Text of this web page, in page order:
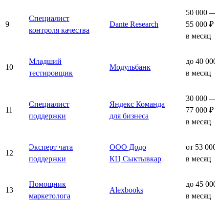
9
Специалист
контроля качества
Dante Research
50 000 —
55 000 ₽
в месяц
10
Младший
тестировщик
Модульбанк
до 40 000
в месяц
11
Специалист
поддержки
Яндекс Команда
для бизнеса
30 000 —
77 000 ₽
в месяц
12
Эксперт чата
поддержки
ООО Додо
КЦ Сыктывкар
от 53 000
в месяц
13
Помощник
маркетолога
Alexbooks
до 45 000
в месяц